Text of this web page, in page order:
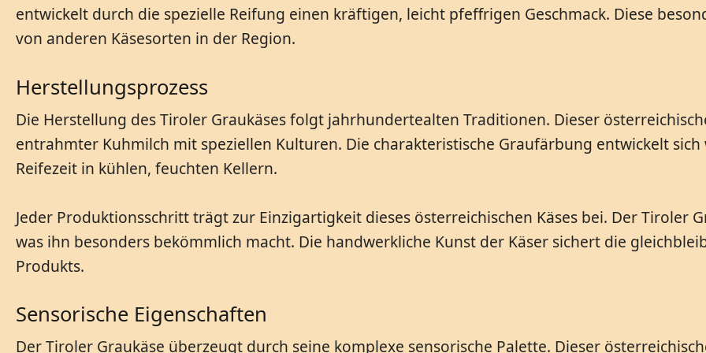
entwickelt durch die spezielle Reifung einen kräftigen, leicht pfeffrigen Geschmack. Diese
von anderen Käsesorten in der Region.
Herstellungsprozess
Die Herstellung des Tiroler Graukäses folgt jahrhundertealten Traditionen. Dieser
entrahmter Kuhmilch mit speziellen Kulturen. Die charakteristische Graufärbung entwickelt
Reifezeit in kühlen, feuchten Kellern.
Jeder Produktionsschritt trägt zur Einzigartigkeit dieses österreichischen Käses bei. Der Tiroler
was ihn besonders bekömmlich macht. Die handwerkliche Kunst der Käser sichert die
Produkts.
Sensorische Eigenschaften
Der Tiroler Graukäse überzeugt durch seine komplexe sensorische Palette. Dieser